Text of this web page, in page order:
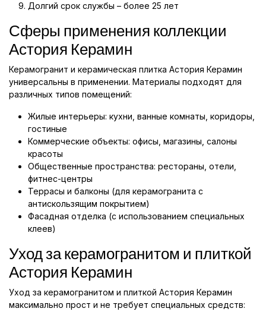
Долгий срок службы – более 25 лет
Сферы применения коллекции
Астория Керамин
Керамогранит и керамическая плитка Астория Керамин
универсальны в применении. Материалы подходят для
различных типов помещений:
Жилые интерьеры: кухни, ванные комнаты, коридоры,
гостиные
Коммерческие объекты: офисы, магазины, салоны
красоты
Общественные пространства: рестораны, отели,
фитнес-центры
Террасы и балконы (для керамогранита с
антискользящим покрытием)
Фасадная отделка (с использованием специальных
клеев)
Уход за керамогранитом и плиткой
Астория Керамин
Уход за керамогранитом и плиткой Астория Керамин
максимально прост и не требует специальных средств: